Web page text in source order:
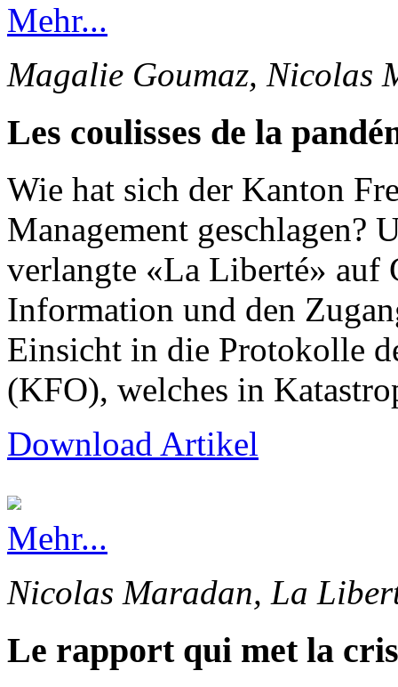
Mehr...
Magalie Goumaz, Nicolas
Les coulisses de la
Wie hat sich der Kanton
Management geschlagen?
verlangte «La Liberté» auf
Information und den
Einsicht in die Protokolle
(KFO), welches in
Download Artikel
Mehr...
Nicolas Maradan, La
Le rapport qui met la